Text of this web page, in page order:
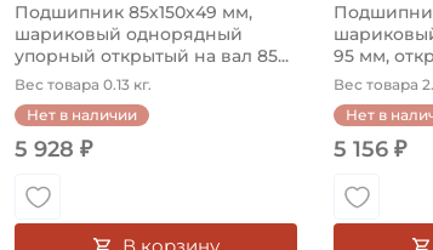
Подшипник 85х150х49 мм,
шариковый однорядный
упорный открытый на вал 85...
Вес товара 0.13 кг.
Нет в наличии
5 928 ₽
95 мм,
Вес товара
Нет в
5 156 ₽